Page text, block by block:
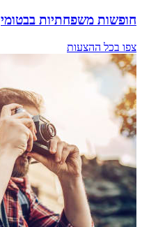
חופשות משפחתיות בבטומי
צפו בכל ההצעות